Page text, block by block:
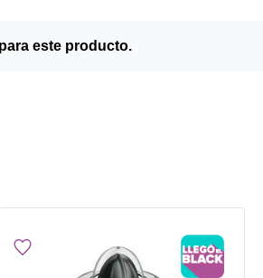
este producto.